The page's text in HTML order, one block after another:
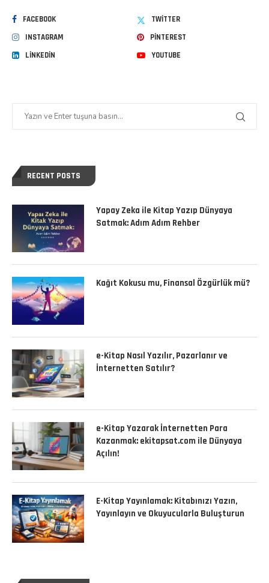
FACEBOOK
TWITTER
INSTAGRAM
PINTEREST
LINKEDIN
YOUTUBE
RECENT POSTS
Yapay Zeka ile Kitap Yazıp Dünyaya
Satmak: Adım Adım Rehber
Kağıt Kokusu mu, Finansal Özgürlük mü?
e-Kitap Nasıl Yazılır, Pazarlanır ve
İnternetten Satılır?
e-Kitap Yazarak İnternetten Para
Kazanmak: ekitapsat.com ile Dünyaya
Açılın!
E-Kitap Yayınlamak: Kitabınızı Yazın,
Yayınlayın ve Okuyucularla Buluşturun